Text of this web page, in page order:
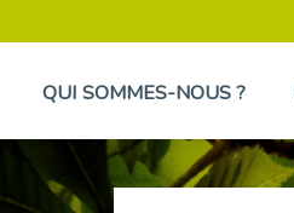
QUI SOMMES-NOUS ?